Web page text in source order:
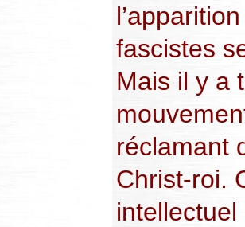
fascistes
Mais il y a
réclamant
Christ-roi.